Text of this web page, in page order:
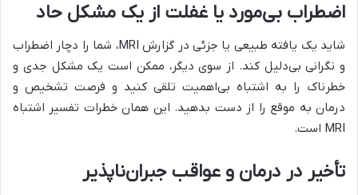
اضطراب بی‌مورد یا غفلت از یک مشکل حاد
شاید یک یافته طبیعی یا جزئی در گزارش MRI، شما را دچار اضطراب
و نگرانی بی‌دلیل کند. از سوی دیگر، ممکن است یک مشکل جدی و
خطرناک را به اشتباه بی‌اهمیت تلقی کنید و فرصت تشخیص و
درمان به موقع را از دست بدهید. این همان خطرات تفسیر اشتباه
MRI است.
تأخیر در درمان و عواقب جبران‌ناپذیر